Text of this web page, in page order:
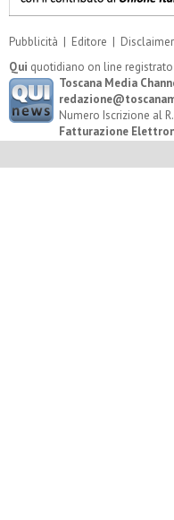
Pubblicità | Editore | Disclaimer
Qui quotidiano on line
Toscana Media
Numero Iscrizione al
Fatturazione